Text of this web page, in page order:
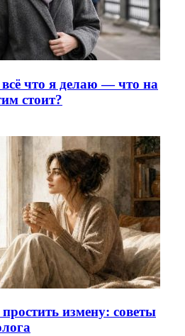
что я делаю — что на
стоит?
измену: советы